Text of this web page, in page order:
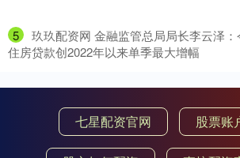
5
玖玖配资网 金融监管总局局长李云泽
住房贷款创2022年以来单季最大增幅
七星配资官网 股票账